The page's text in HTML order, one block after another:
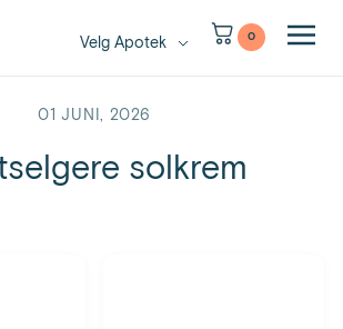
Velg Apotek 0
01 JUNI, 2026
solkrem